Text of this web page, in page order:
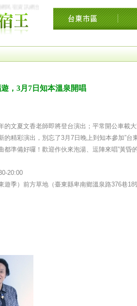
宿資訊網台東花東花蓮綠島民宿住宿旅遊景點交
，3月7日知本溫泉開唱
的文夏文香老師即將登台演出；平常開公車載
的精彩演出，別忘了3月7日晚上到知本參加”台
都準備好囉！歡迎作伙來泡湯、逗陣來唱”黃昏
20:00
遊季）前方草地（臺東縣卑南鄉溫泉路376巷18